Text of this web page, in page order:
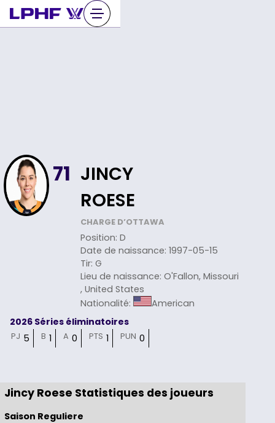
Sauter
au
71 JINCY
ROESE
CHARGE D’OTTAWA
Position:D
Date de naissance:1997-05-15
Tir:G
Lieu de naissance:O'Fallon, Missouri
, United States
Nationalité: American
2026 Séries éliminatoires
PJ 5 B 1 A 0 PTS 1 PUN 0
Jincy Roese Statistiques des joueurs
Saison Reguliere